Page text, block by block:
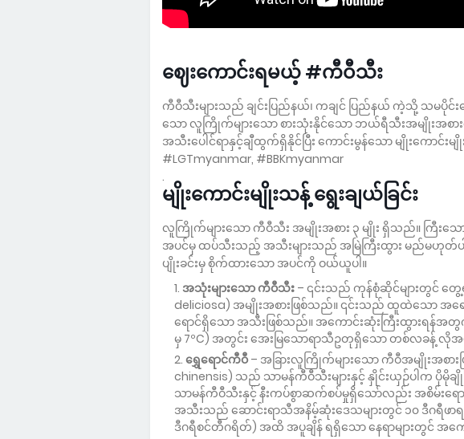
ဈေးကောင်းရမယ့် #ကီဝီသီး
ကီဝီသီးများသည် ချင်းပြည်နယ်၊ ကချင် ပြည်နယ် ကဲ့သို့ သမပိုင်းဒ
သော လူကြိုက်များသော စားသုံးနိုင်သော ဘယ်ရီသီးအမျိုးအ
အသီးပေါင်ရာနှင့်ချီထွက်ရှိနိုင်ပြီး ကောင်းမွန်သော မျိုးကောင်းမ
#LGTmyanmar, #BBKmyanmar
.
မျိုးကောင်းမျိုးသန့် ရွေးချယ်ခြင်း
လူကြိုက်များသော ကီဝီသီး အမျိုးအစား ၃ မျိုး ရှိသည်။ ကြီး
အပင်မှ ထပ်သီးသည့် အသီးများသည် အမြဲကြီးထွား မည်မဟုတ်ပါ
ပျိုးခင်းမှ စိုက်ထားသော အပင်ကို ဝယ်ယူပါ။
အသုံးများသော ကီဝီသီး – ၎င်းသည် ကုန်စုံဆိုင်များတွင် တွ
deliciosa) အမျိုးအစားဖြစ်သည်။ ၎င်းသည် ထူထဲသော အရ
ရောင်ရှိသော အသီးဖြစ်သည်။ အကောင်းဆုံးကြီးထွားရန်အတွ
မှ 7ºC) အတွင်း အေးမြသောရာသီဥတုရှိသော တစ်လခန့် လို
ရွှေရောင်ကီဝီ– အခြားလူကြိုက်များသော ကီဝီအမျိုးအစာ
chinensis) သည် သာမန်ကီဝီသီးများနှင့် နှိုင်းယှဉ်ပါက ပိုမို
သာမန်ကီဝီသီးနှင့် နီးကပ်စွာဆက်စပ်မှုရှိသော်လည်း အစိမ်းရေ
အသီးသည် ဆောင်းရာသီအနိမ့်ဆုံးဒေသများတွင် ၁၀ ဒီဂရီဖ
ဒီဂရီစင်တီဂရိတ်) အထိ အပူချိန် ရရှိသော နေရာများတွင် အက